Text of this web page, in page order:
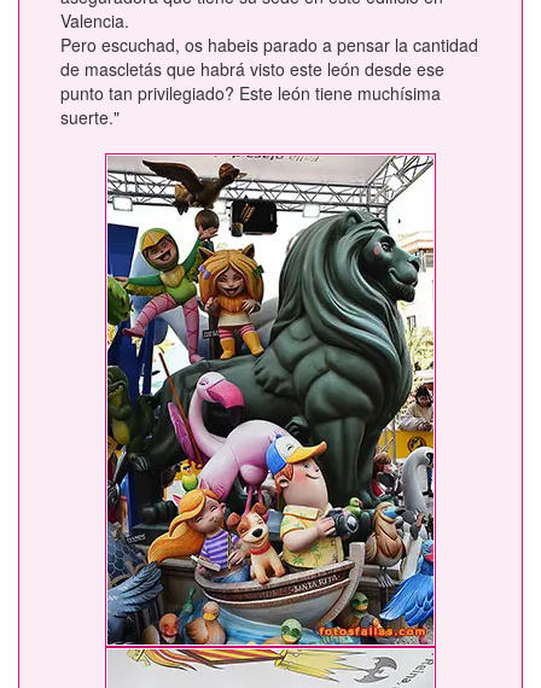
Valencia.
Pero escuchad, os habeis parado a pensar la cantidad
de mascletás que habrá visto este león desde ese
punto tan privilegiado? Este león tiene muchísima
suerte."